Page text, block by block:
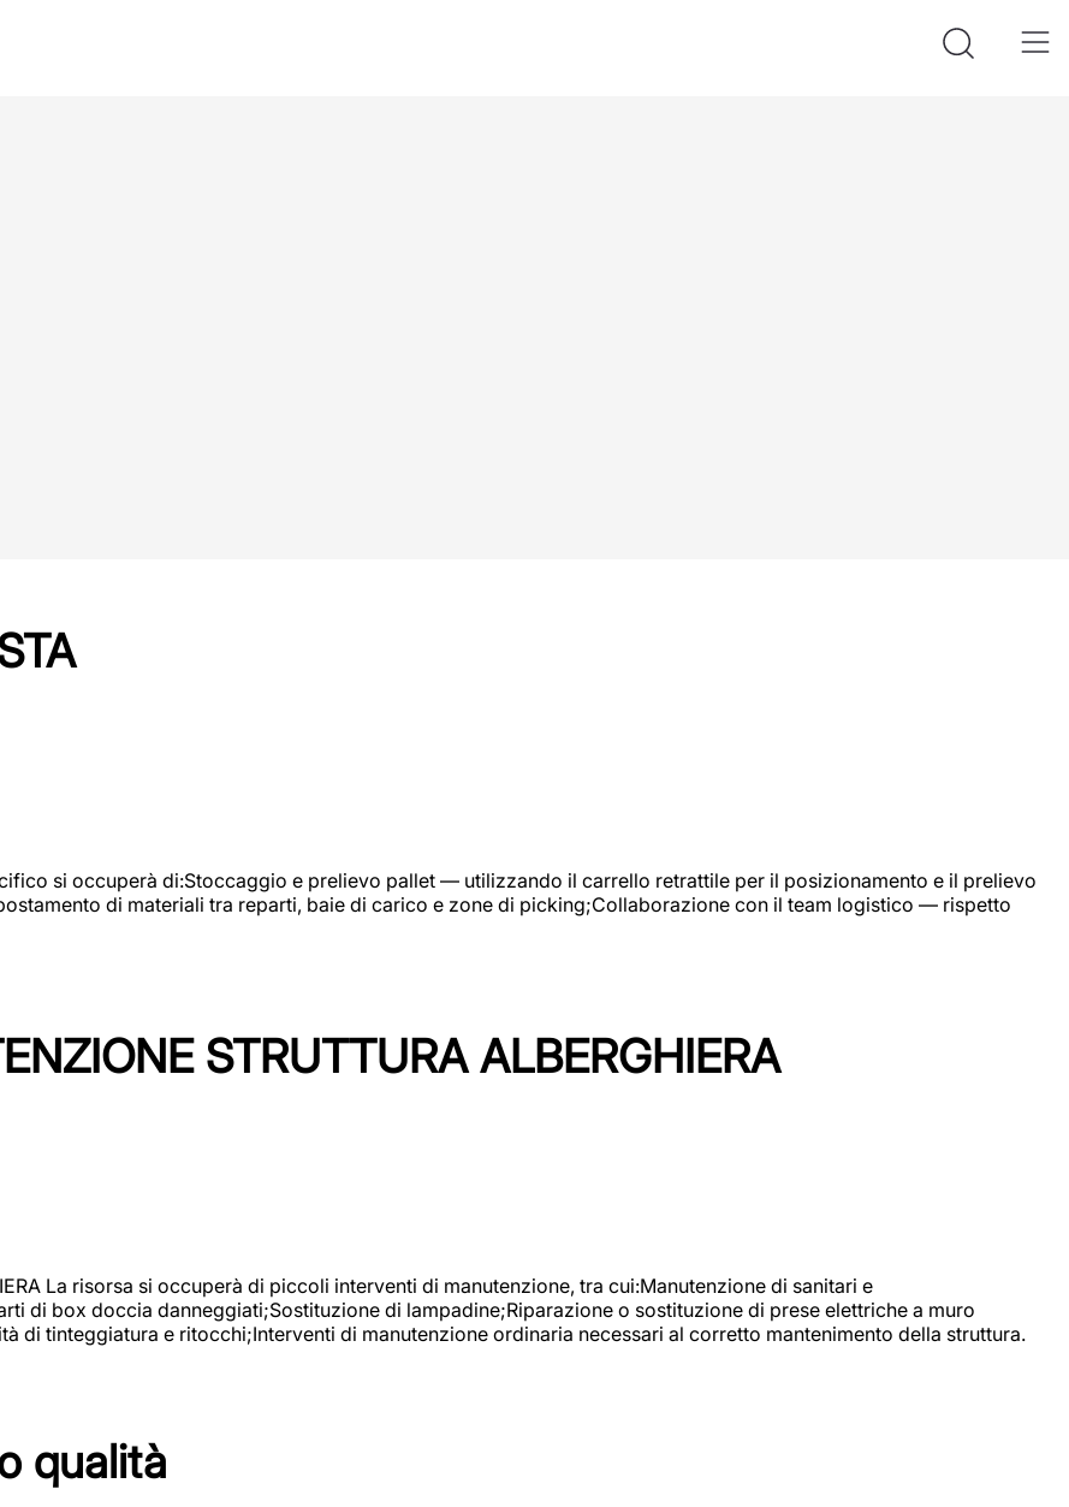
si occuperà di:Stoccaggio e prelievo pallet — utilizzando il carrello retrattile per il posizionamento e il prelievo
di materiali tra reparti, baie di carico e zone di picking;Collaborazione con il team logistico — rispetto
STRUTTURA ALBERGHIERA
La risorsa si occuperà di piccoli interventi di manutenzione, tra cui:Manutenzione di sanitari e
di box doccia danneggiati;Sostituzione di lampadine;Riparazione o sostituzione di prese elettriche a muro
di tinteggiatura e ritocchi;Interventi di manutenzione ordinaria necessari al corretto mantenimento della struttura.
qualità